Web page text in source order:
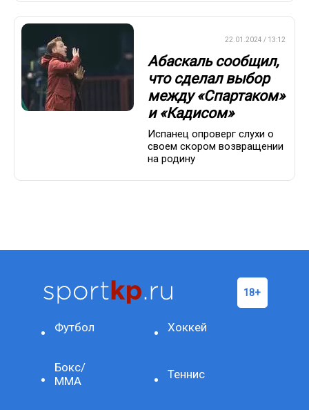
22.01.2024 / 13:12
Абаскаль сообщил,
что сделал выбор
между «Спартаком»
и «Кадисом»
Испанец опроверг слухи о
своем скором возвращении
на родину
Футбол Хоккей
Бокс/
ММА
Теннис